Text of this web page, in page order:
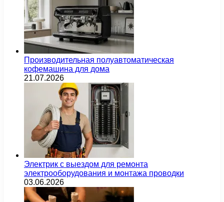
Производительная полуавтоматическая
кофемашина для дома
21.07.2026
Электрик с выездом для ремонта
электрооборудования и монтажа проводки
03.06.2026